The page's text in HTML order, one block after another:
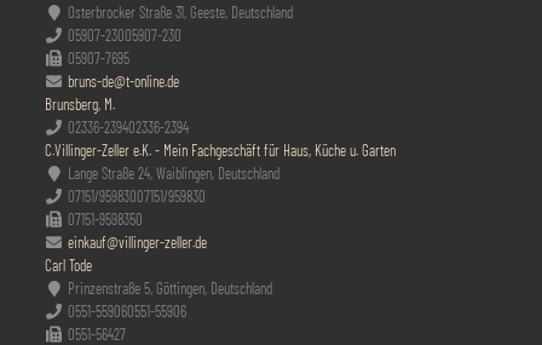
Osterbrocker Straße 31, Geeste, Deutschland
05907-23005907-230
05907-7695
bruns-de@t-online.de
Brunsberg, M.
02336-239402336-2394
C.Villinger-Zeller e.K. - Mein Fachgeschäft für Haus, Küche u. Garten
Lange Straße 24, Waiblingen, Deutschland
07151/95983007151/959830
07151-9598350
einkauf@villinger-zeller.de
Carl Tode
Prinzenstraße 5, Göttingen, Deutschland
0551-559060551-55906
0551-56427